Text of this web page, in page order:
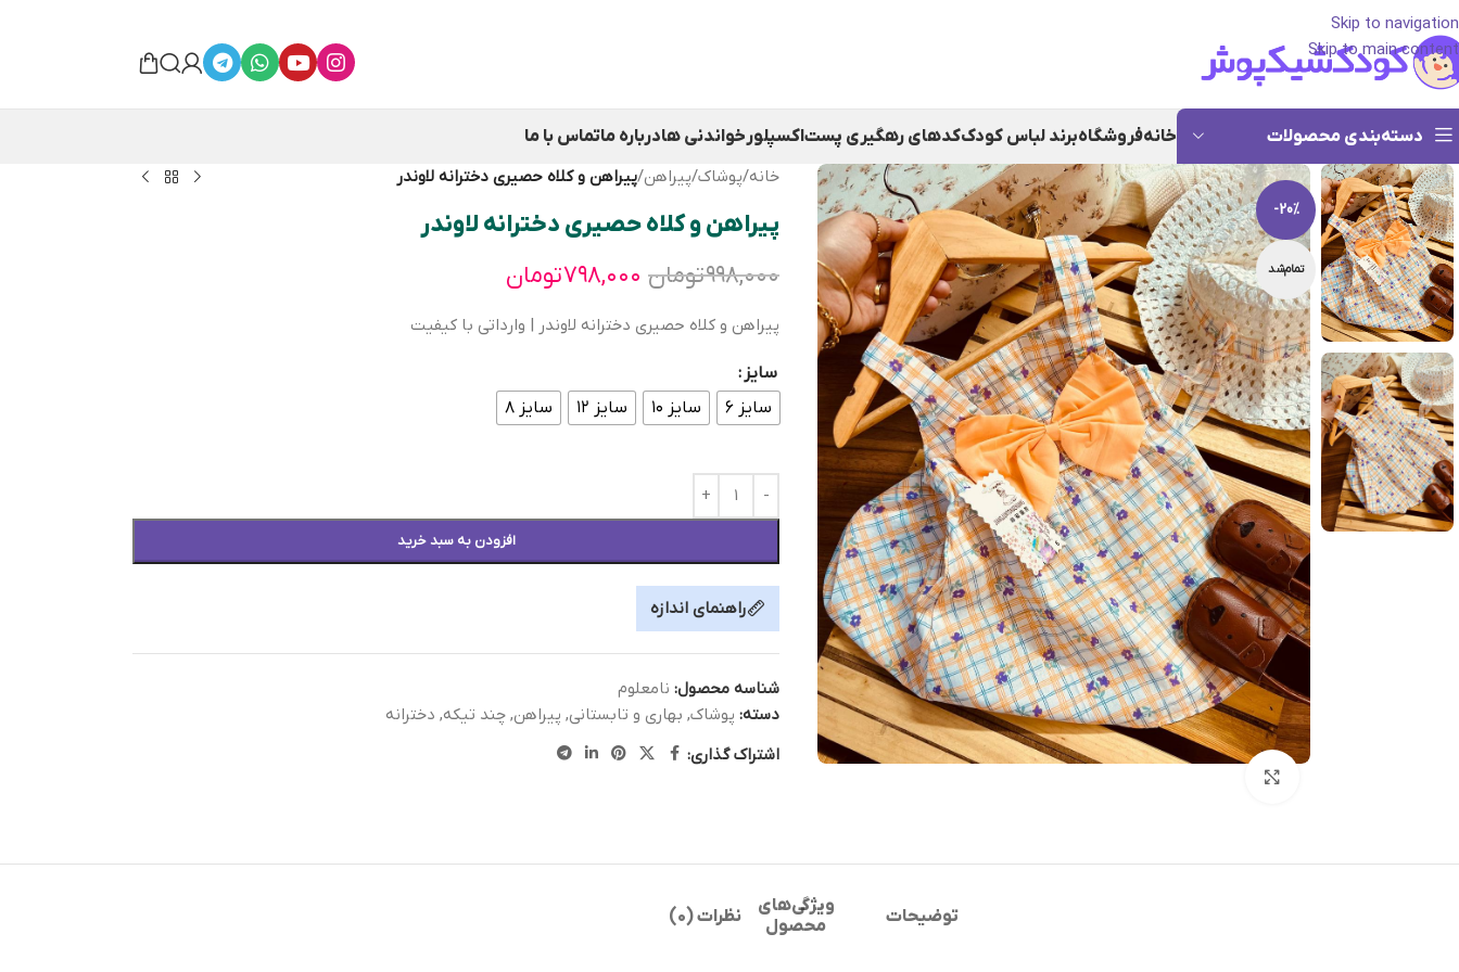
Skip to navigation
Skip to main content
دسته‌بندی محصولات خانهفروشگاهبرند لباس کودککدهای رهگیری پستاکسپلورخواندنی هادرباره ماتماس با ما
-20%
تمام‌شد
خانه/پوشاک/پیراهن/پیراهن و کلاه حصیری دخترانه لاوندر
پیراهن و کلاه حصیری دخترانه لاوندر
۹۹۸,۰۰۰تومان ۷۹۸,۰۰۰تومان
پیراهن و کلاه حصیری دخترانه لاوندر | وارداتی با کیفیت
سایز
سایز ۶
سایز ۱۰ سایز ۱۲ سایز ۸
افزودن به سبد خرید
راهنمای اندازه
شناسه محصول: نامعلوم
دسته: پوشاک, بهاری و تابستانی, پیراهن, چند تیکه, دخترانه
اشتراک گذاری:
توضیحات
ویژگی‌های
محصول
نظرات (0)